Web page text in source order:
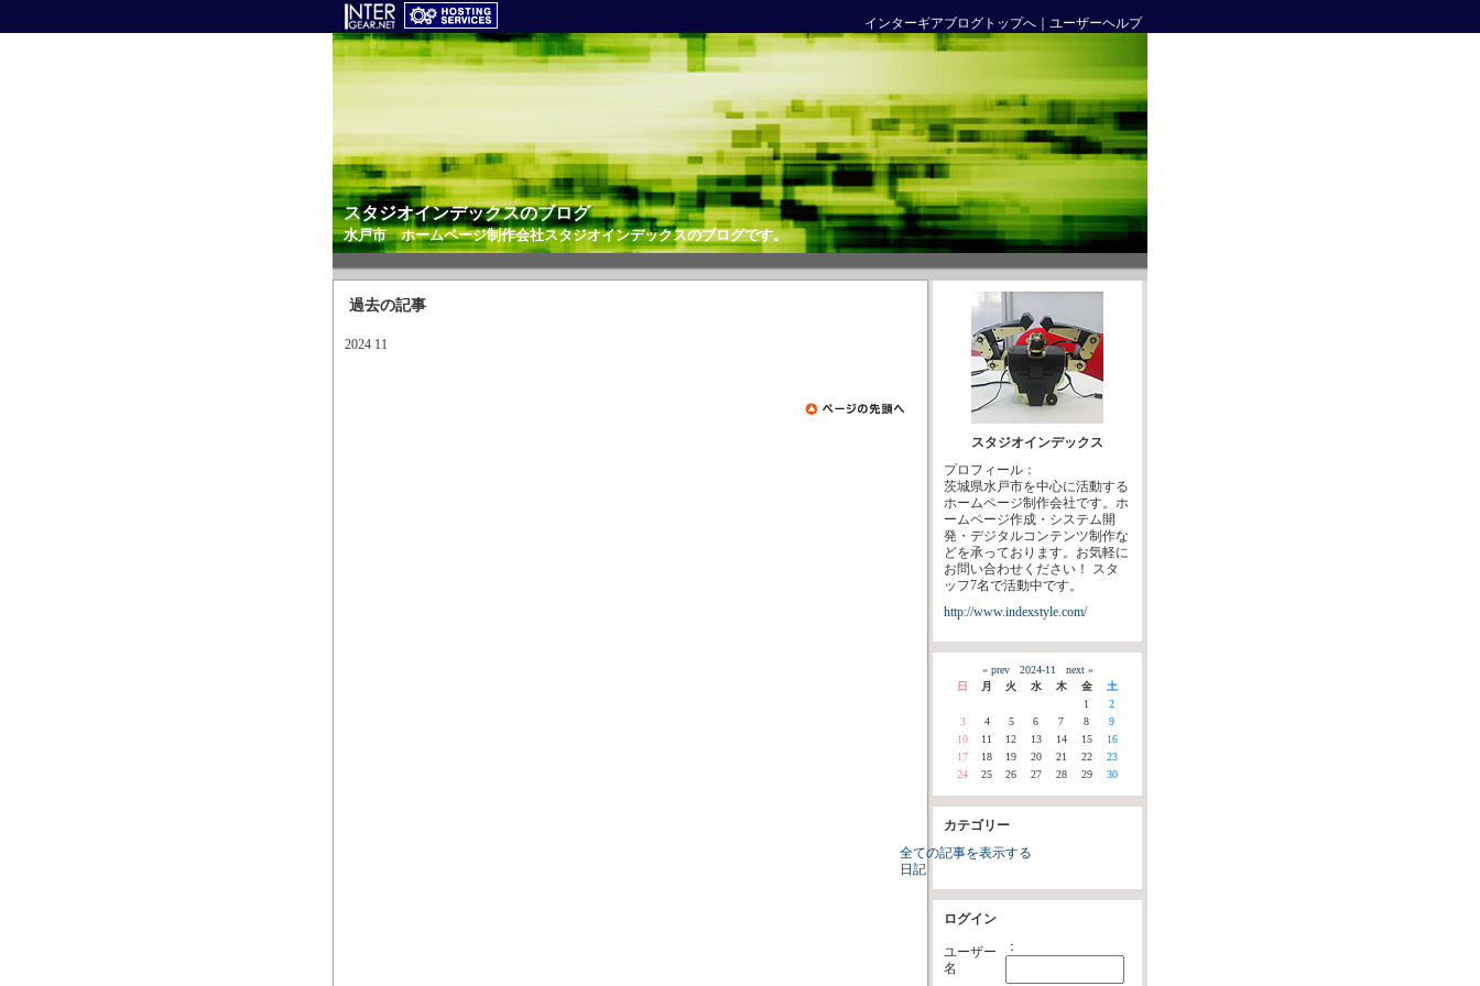
インターギアブログトップへ ユーザーヘルプ
スタジオインデックスのブログ
水戸市 ホームページ制作会社スタジオインデックスのブログです。
過去の記事
2024 11
スタジオインデックス
プロフィール：
茨城県水戸市を中心に活動する
ホームページ制作会社です。ホ
ームページ作成・システム開
発・デジタルコンテンツ制作な
どを承っております。お気軽に
お問い合わせください！ スタ
ッフ7名で活動中です。
http://www.indexstyle.com/
« prev 2024-11
next »
日
月 火 水 木 金
土
1
2
3
4 5 6 7 8
9
10
11 12 13 14 15
16
17
18 19 20 21 22
23
24
25 26 27 28 29 30
カテゴリー
全ての記事を表示する
日記
ログイン
ユーザー
名
：